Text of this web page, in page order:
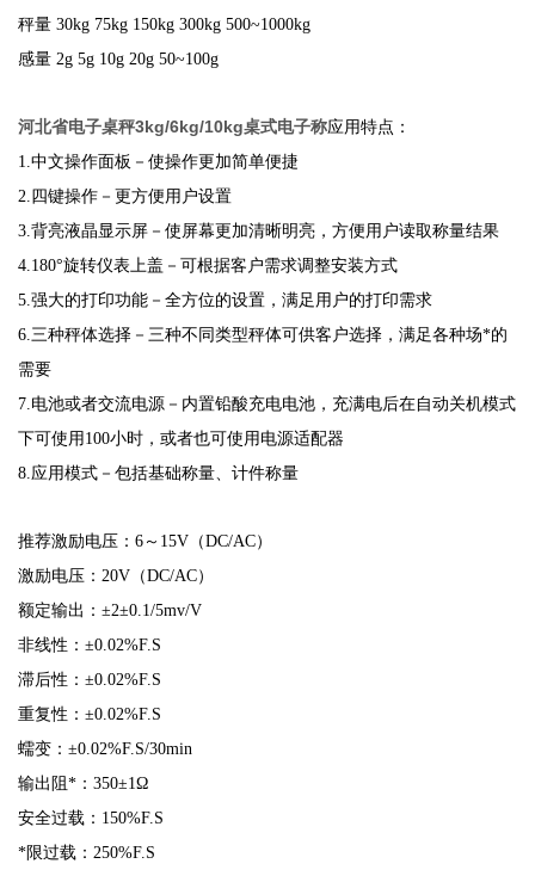
秤量 30kg 75kg 150kg 300kg 500~1000kg
感量 2g 5g 10g 20g 50~100g
河北省电子桌秤3kg/6kg/10kg桌式电子称应用特点：
1.中文操作面板－使操作更加简单便捷
2.四键操作－更方便用户设置
3.背亮液晶显示屏－使屏幕更加清晰明亮，方便用户读取称量结果
4.180°旋转仪表上盖－可根据客户需求调整安装方式
5.强大的打印功能－全方位的设置，满足用户的打印需求
6.三种秤体选择－三种不同类型秤体可供客户选择，满足各种场*的
需要
7.电池或者交流电源－内置铅酸充电电池，充满电后在自动关机模式
下可使用100小时，或者也可使用电源适配器
8.应用模式－包括基础称量、计件称量
推荐激励电压：6～15V（DC/AC）
激励电压：20V（DC/AC）
额定输出：±2±0.1/5mv/V
非线性：±0.02%F.S
滞后性：±0.02%F.S
重复性：±0.02%F.S
蠕变：±0.02%F.S/30min
输出阻*：350±1Ω
安全过载：150%F.S
*限过载：250%F.S